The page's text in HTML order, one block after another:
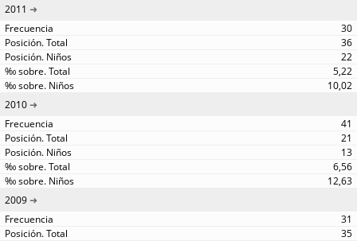
2011
30
36
22
5,22
10,02
2010
41
21
13
6,56
12,63
2009
31
35